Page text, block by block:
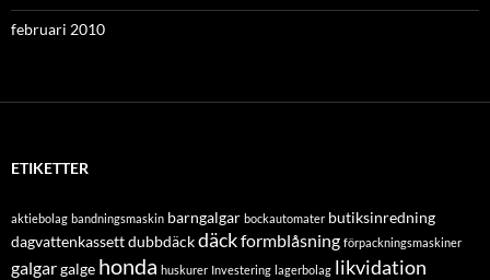
februari 2010
ETIKETTER
aktiebolag bandningsmaskin barngalgar bockautomater butiksinredning
dagvattenkassettdubbdäckdäckformblåsning förpackningsmaskiner
galgargalge honda huskurer Investering lagerbolag likvidation